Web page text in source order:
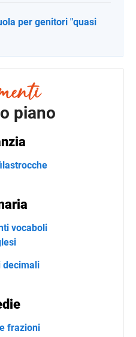
per genitori "quasi
piano
vocaboli
decimali
frazioni